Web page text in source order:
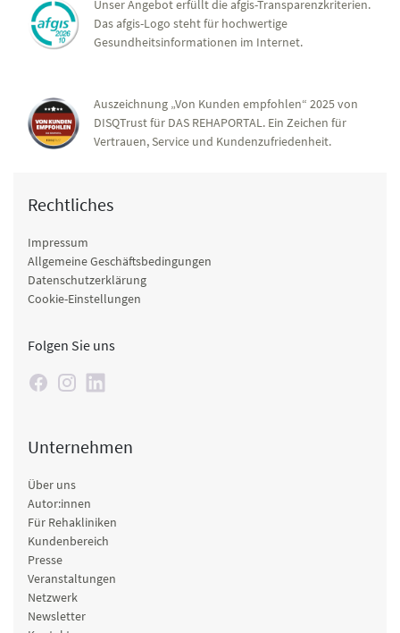
Unser Angebot erfüllt die afgis-Transparenzkriterien.
Das afgis-Logo steht für hochwertige
Gesundheitsinformationen im Internet.
Auszeichnung „Von Kunden empfohlen“ 2025 von
DISQTrust für DAS REHAPORTAL. Ein Zeichen für
Vertrauen, Service und Kundenzufriedenheit.
Rechtliches
Impressum
Allgemeine Geschäftsbedingungen
Datenschutzerklärung
Cookie-Einstellungen
Folgen Sie uns
Unternehmen
Über uns
Autor:innen
Für Rehakliniken
Kundenbereich
Presse
Veranstaltungen
Netzwerk
Newsletter